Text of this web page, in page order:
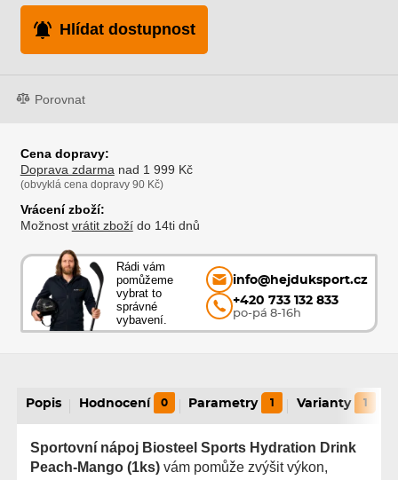
Hlídat dostupnost
Porovnat
Cena dopravy:
Doprava zdarmanad 1 999 Kč
(obvyklá cena dopravy 90 Kč)
Vrácení zboží:
Možnost vrátit zbožído 14ti dnů
Rádi vám
pomůžeme
vybrat to
správné
vybavení.
info@hejduksport.cz
+420 733 132 833
po-pá 8-16h
Popis Hodnocení 0 Parametry 1 Varianty 1
Sportovní nápoj Biosteel Sports Hydration Drink
Peach-Mango (1ks) vám pomůže zvýšit výkon,